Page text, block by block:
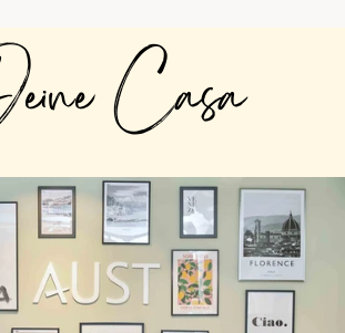
Casa